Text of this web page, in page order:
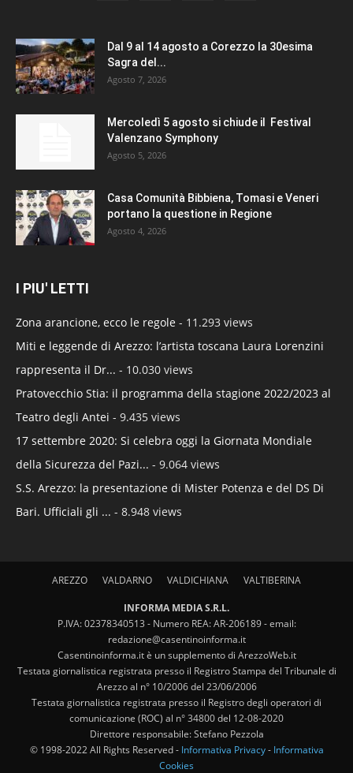
Dal 9 al 14 agosto a Corezzo la 30esima
Sagra del...
Agosto 7, 2026
Mercoledì 5 agosto si chiude il Festival
Valenzano Symphony
Agosto 5, 2026
Casa Comunità Bibbiena, Tomasi e Veneri
portano la questione in Regione
Agosto 4, 2026
I PIU' LETTI
Zona arancione, ecco le regole - 11.293 views
Miti e leggende di Arezzo: l’artista toscana Laura Lorenzini
rappresenta il Dr... - 10.030 views
Pratovecchio Stia: il programma della stagione 2022/2023 al
Teatro degli Antei - 9.435 views
17 settembre 2020: Si celebra oggi la Giornata Mondiale
della Sicurezza del Pazi... - 9.064 views
S.S. Arezzo: la presentazione di Mister Potenza e del DS Di
Bari. Ufficiali gli ... - 8.948 views
AREZZO VALDARNO VALDICHIANA VALTIBERINA
INFORMA MEDIA S.R.L.
P.IVA: 02378340513 - Numero REA: AR-206189 - email:
redazione@casentinoinforma.it
Casentinoinforma.it è un supplemento di ArezzoWeb.it
Testata giornalistica registrata presso il Registro Stampa del Tribunale di
Arezzo al n° 10/2006 del 23/06/2006
Testata giornalistica registrata presso il Registro degli operatori di
comunicazione (ROC) al n° 34800 del 12-08-2020
Direttore responsabile: Stefano Pezzola
© 1998-2022 All Rights Reserved - Informativa Privacy- Informativa
Cookies